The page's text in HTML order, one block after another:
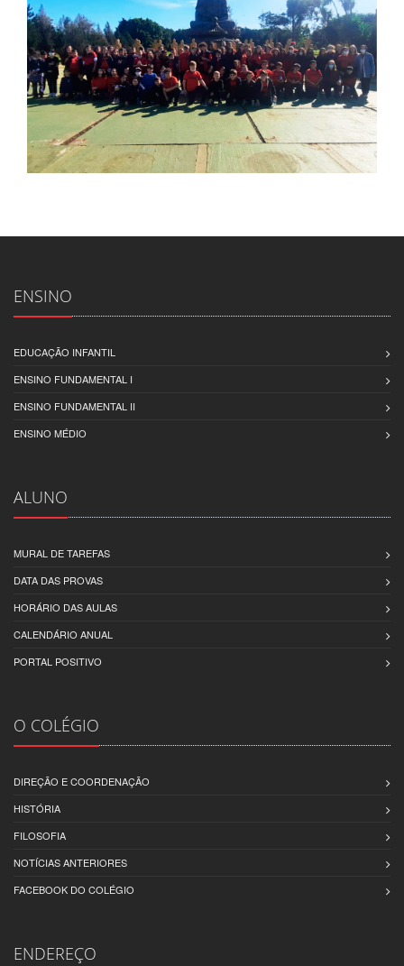
ENSINO
EDUCAÇÃO INFANTIL
ENSINO FUNDAMENTAL I
ENSINO FUNDAMENTAL II
ENSINO MÉDIO
ALUNO
MURAL DE TAREFAS
DATA DAS PROVAS
HORÁRIO DAS AULAS
CALENDÁRIO ANUAL
PORTAL POSITIVO
O COLÉGIO
DIREÇÃO E COORDENAÇÃO
HISTÓRIA
FILOSOFIA
NOTÍCIAS ANTERIORES
FACEBOOK DO COLÉGIO
ENDEREÇO